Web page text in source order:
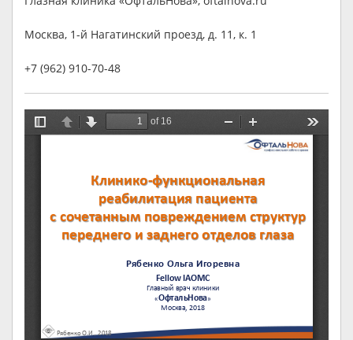
Москва, 1-й Нагатинский проезд, д. 11, к. 1
+7 (962) 910-70-48